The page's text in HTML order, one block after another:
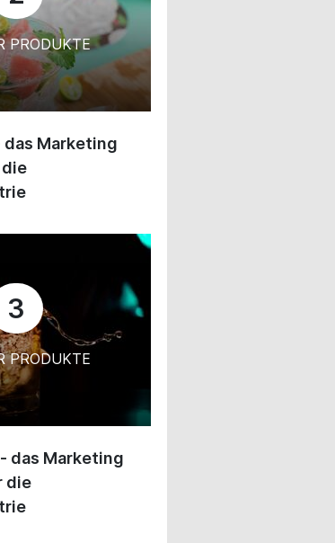
PRODUKTE
Marketing
3
PRODUKTE
das Marketing
die